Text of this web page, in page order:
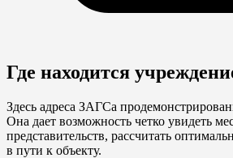
Где находится
Здесь адреса ЗАГСа
Она дает возможность четко увидеть
представительств, рассчитать
в пути к объекту.